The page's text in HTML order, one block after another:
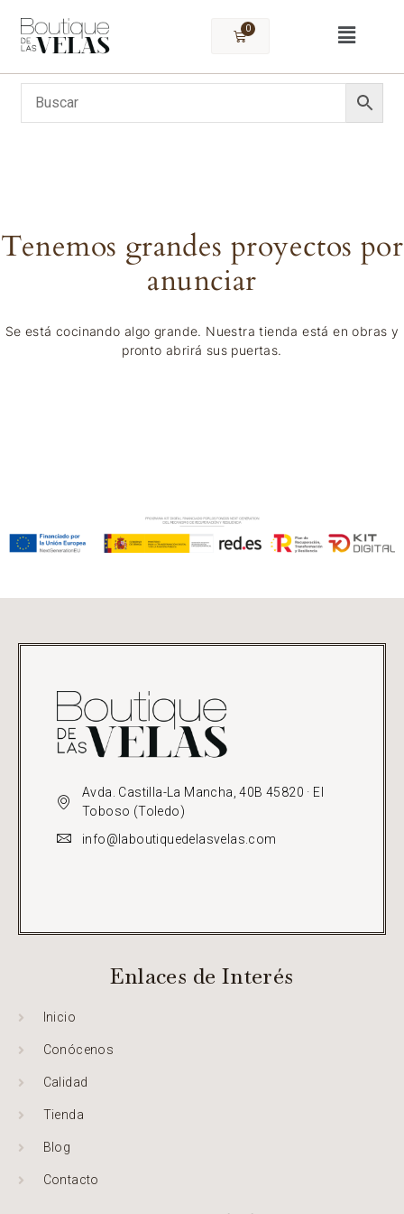
0
Tenemos grandes proyectos por
anunciar
Se está cocinando algo grande. Nuestra tienda está en obras y
pronto abrirá sus puertas.
Avda. Castilla-La Mancha, 40B 45820 · El
Toboso (Toledo)
info@laboutiquedelasvelas.com
Enlaces de Interés
Inicio
Conócenos
Calidad
Tienda
Blog
Contacto